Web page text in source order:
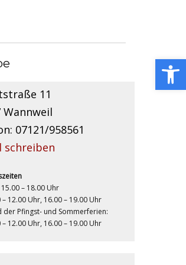
11
Wannweil
07121/958561
schreiben
– 18.00 Uhr
– 12.00 Uhr, 16.00 – 19.00 Uhr
der Pfingst- und Sommerferien:
– 12.00 Uhr, 16.00 – 19.00 Uhr
Open toolbar